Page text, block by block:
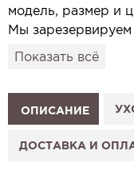
модель, размер и
Мы
привезём его в
1. Выберите
2. Нажмите
3. Заполните
Показать всё
ОПИСАНИЕ
ДОСТАВКА И